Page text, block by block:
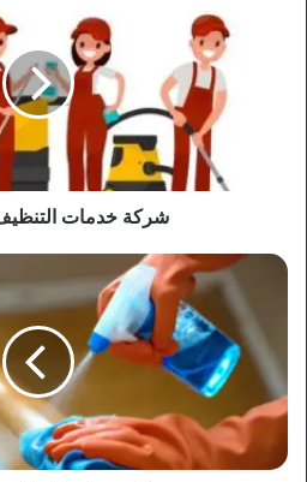
شركة خدمات
شركة
التنظيف
القطيف